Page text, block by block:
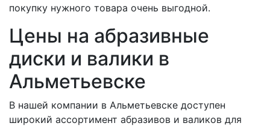
покупку нужного товара очень выгодной.
Цены на абразивные
диски и валики в
Альметьевске
В нашей компании в Альметьевске доступен
широкий ассортимент абразивов и валиков для